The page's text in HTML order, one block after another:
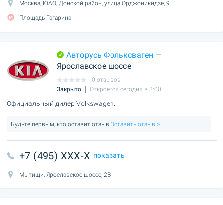
Москва, ЮАО, Донской район, улица Орджоникидзе, 9
Площадь Гагарина
Авторусь Фольксваген —
Ярославское шоссе
0 отзывов
Закрыто
Откроется сегодня в 8:00
Официальный дилер Volkswagen.
Будьте первым, кто оставит отзыв Оставить отзыв >
+7 (495) XXX-X показать
Мытищи, Ярославское шоссе, 2В